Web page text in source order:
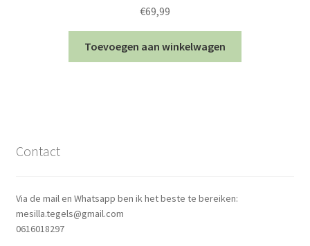
€69,99
Toevoegen aan winkelwagen
Contact
Via de mail en Whatsapp ben ik het beste te bereiken:
mesilla.tegels@gmail.com
0616018297